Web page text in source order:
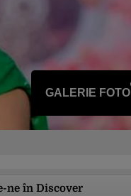
GALERIE FOTO
ne în Discover